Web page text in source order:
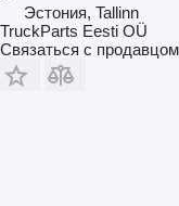
Эстония, Tallinn
TruckParts Eesti OÜ
Связаться с продавцом